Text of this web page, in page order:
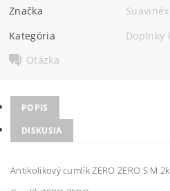
Značka
Suavinéx
Kategória
Doplnky
Otázka
POPIS
DISKUSIA
Antikolikový cumlík ZERO ZERO S M